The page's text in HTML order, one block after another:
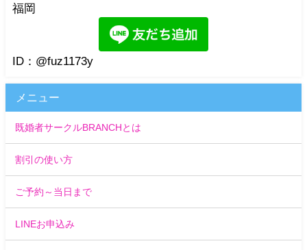
福岡
ID：@fuz1173y
メニュー
既婚者サークルBRANCHとは
割引の使い方
ご予約～当日まで
LINEお申込み